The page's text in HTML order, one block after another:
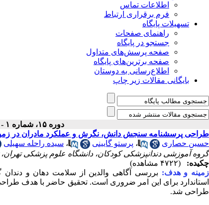
اطلاعات تماس
فرم برقراری ارتباط
تسهیلات پایگاه
راهنمای صفحات
جستجو در پایگاه
صفحه پرسش‌های متداول
صفحه برترین‌های پایگاه
اطلاع‌رسانی به دوستان
بایگانی مقالات زیر چاپ
دوره ۱۵، شماره ۱ - ( پاییز و زمستان ۱۳۹۸ )
طراحی پرسشنامه سنجش دانش، نگرش و عملکرد مادران در
حسین حصاری
، پرستو گایینی ، سیده راحله سهیلی
گروه آموزشی دندانپزشکی کودکان، دانشگاه علوم پزشکی تهران،
چکیده:
(۴۷۲۲ مشاهده)
زمینه و هدف: بررسی آگاهی والدین از سلامت دهان و
استاندارد برای این امر ضروری است. تحقیق حاضر با هدف
طراحی شد.